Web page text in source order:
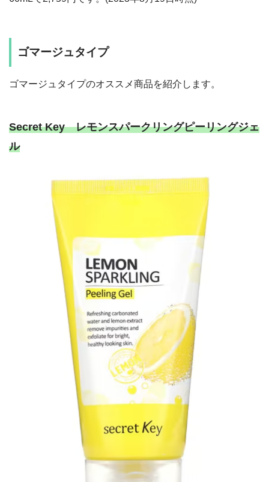
ゴマージュタイプ
ゴマージュタイプのオススメ商品を紹介します。
Secret Key レモンスパークリングピーリングジェ
ル